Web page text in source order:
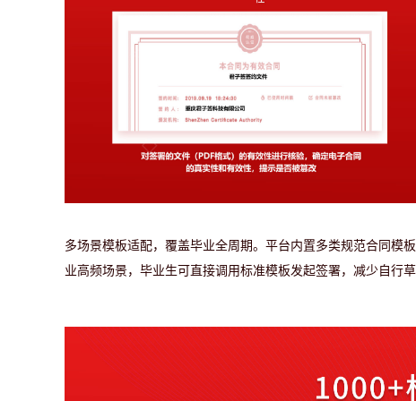
多场景模板适配，覆盖毕业全周期。 平台内置多类规范合同模
业高频场景，毕业生可直接调用标准模板发起签署，减少自行